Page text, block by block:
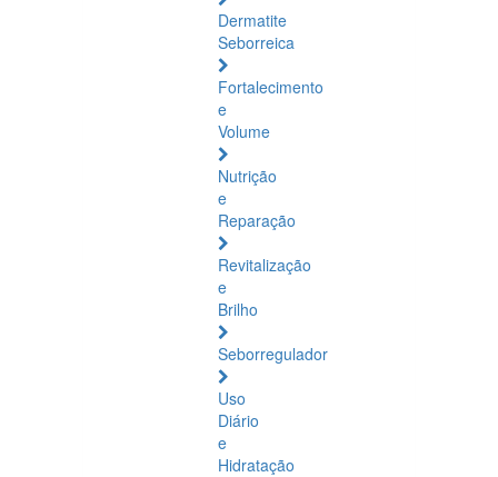
Dermatite
Seborreica
Fortalecimento
e
Volume
Nutrição
e
Reparação
Revitalização
e
Brilho
Seborregulador
Uso
Diário
e
Hidratação